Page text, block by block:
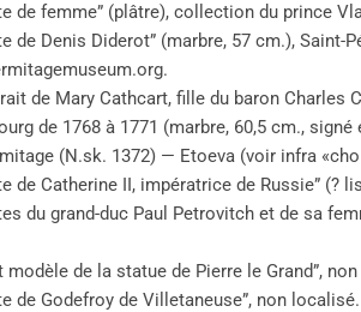
de femme” (plâtre), collection du prince
de Denis Diderot” (marbre, 57 cm.), Saint-
de Mary Cathcart, fille du baron Charles
de 1768 à 1771 (marbre, 60,5 cm.,
(N.sk. 1372) — Etoeva (voir infra
de Catherine II, impératrice de Russie” (?
du grand-duc Paul Petrovitch et de sa
modèle de la statue de Pierre le Grand”,
de Godefroy de Villetaneuse”, non localisé.